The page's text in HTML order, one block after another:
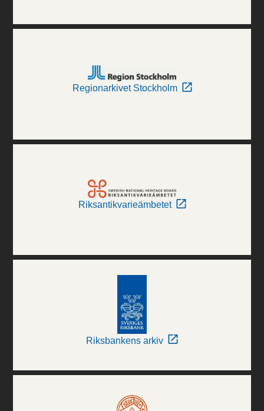
Regionarkivet Stockholm
Riksantikvarieämbetet
Riksbankens arkiv